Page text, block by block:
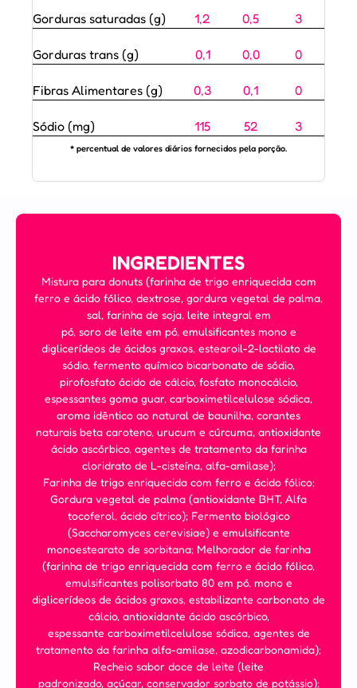
Gorduras saturadas (g) 1,2 0,5 3
Gorduras trans (g) 0,1 0,0 0
Fibras Alimentares (g) 0,3 0,1 0
Sódio (mg) 115 52 3
* percentual de valores diários fornecidos pela porção.
INGREDIENTES
Mistura para donuts (farinha de trigo enriquecida com
ferro e ácido fólico, dextrose, gordura vegetal de palma,
sal, farinha de soja, leite integral em
pó, soro de leite em pó, emulsificantes mono e
diglicerídeos de ácidos graxos, estearoil-2-lactilato de
sódio, fermento químico bicarbonato de sódio,
pirofosfato ácido de cálcio, fosfato monocálcio,
espessantes goma guar, carboximetilcelulose sódica,
aroma idêntico ao natural de baunilha, corantes
naturais beta caroteno, urucum e cúrcuma, antioxidante
ácido ascórbico, agentes de tratamento da farinha
cloridrato de L-cisteína, alfa-amilase);
Farinha de trigo enriquecida com ferro e ácido fólico;
Gordura vegetal de palma (antioxidante BHT, Alfa
tocoferol, ácido cítrico); Fermento biológico
(Saccharomyces cerevisiae) e emulsificante
monoestearato de sorbitana; Melhorador de farinha
(farinha de trigo enriquecida com ferro e ácido fólico,
emulsificantes polisorbato 80 em pó, mono e
diglicerídeos de ácidos graxos, estabilizante carbonato de
cálcio, antioxidante ácido ascórbico,
espessante carboximetilcelulose sódica, agentes de
tratamento da farinha alfa-amilase, azodicarbonamida);
Recheio sabor doce de leite (leite
padronizado, açúcar, conservador sorbato de potássio);